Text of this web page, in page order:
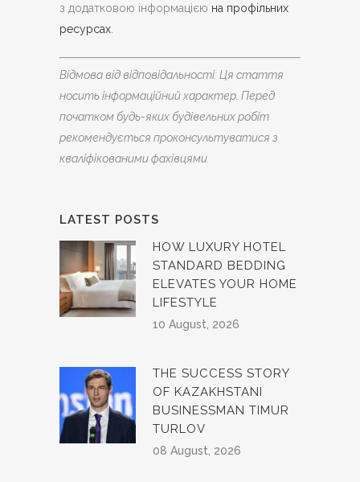
з додатковою інформацією на профільних
ресурсах
Відмова від відповідальності: Ця стаття
носить інформаційний характер. Перед
початком будь-яких будівельних робіт
рекомендується проконсультуватися з
кваліфікованими фахівцями.
LATEST POSTS
HOW LUXURY HOTEL
STANDARD BEDDING
ELEVATES YOUR HOME
LIFESTYLE
10 August, 2026
THE SUCCESS STORY
OF KAZAKHSTANI
BUSINESSMAN TIMUR
TURLOV
08 August, 2026